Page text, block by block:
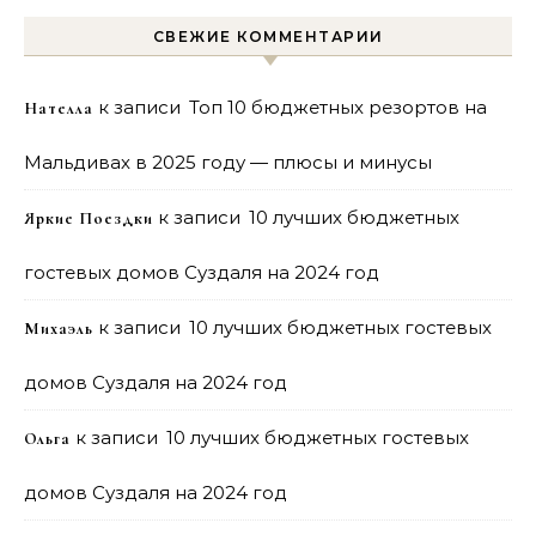
СВЕЖИЕ КОММЕНТАРИИ
Нателла к записи Топ 10 бюджетных резортов на
Мальдивах в 2025 году — плюсы и минусы
Яркие Поездки к записи 10 лучших бюджетных
гостевых домов Суздаля на 2024 год
Михаэль к записи 10 лучших бюджетных гостевых
домов Суздаля на 2024 год
Ольга к записи 10 лучших бюджетных гостевых
домов Суздаля на 2024 год